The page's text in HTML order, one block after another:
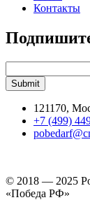
Контакты
121170,
+7 (499)
© 2018 — 2025
«Победа РФ»